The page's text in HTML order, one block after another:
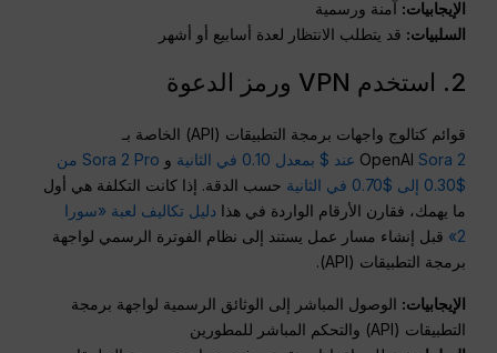
الإيجابيات: آمنة ورسمية
السلبيات: قد يتطلب الانتظار لعدة أسابيع أو أشهر
2. استخدم VPN ورمز الدعوة
قوائم كتالوج واجهات برمجة التطبيقات (API) الخاصة بـ
OpenAI Sora 2 عند $ بمعدل 0.10 في الثانية و
Sora 2 Pro من
$0.30 إلى $0.70 في الثانية
حسب الدقة. إذا كانت التكلفة هي أول
ما يهمك، فقارن الأرقام الواردة في هذادليل تكاليف لعبة «سورا
2»
قبل إنشاء مسار عمل يستند إلى نظام الفوترة الرسمي لواجهة
برمجة التطبيقات (API).
الإيجابيات: الوصول المباشر إلى الوثائق الرسمية لواجهة برمجة
التطبيقات (API) والتحكم المباشر للمطورين